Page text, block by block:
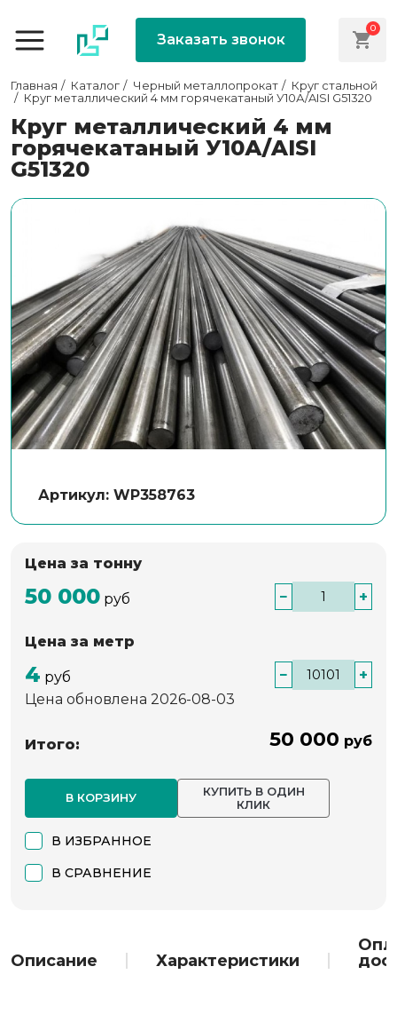
Заказать звонок
0
Главная Каталог Черный металлопрокат
Круг стальной
Круг металлический 4 мм горячекатаный У10А/AISI G51320
Круг металлический 4 мм
горячекатаный У10А/AISI
G51320
Артикул: WP358763
Цена за тонну
50 000 руб − +
Цена за метр
4 руб −
+
Цена обновлена 2026-08-03
Итого: 50 000 руб
В КОРЗИНУ
КУПИТЬ В ОДИН
КЛИК
В ИЗБРАННОЕ
В СРАВНЕНИЕ
Описание Характеристики